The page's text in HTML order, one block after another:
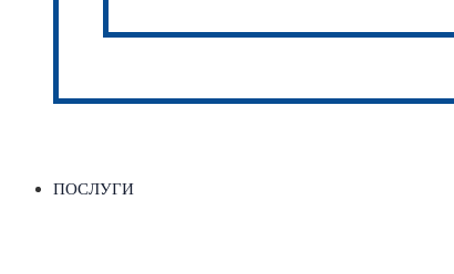
ПОСЛУГИ